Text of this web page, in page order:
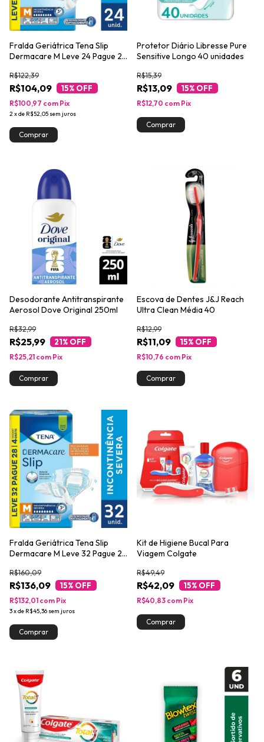
Fralda Geriátrica Tena Slip
Dermacare M Leve 24 Pague 21
R$104,09
R$122,39
15% OFF
2xde R$52,05 sem juros
R$100,97 com Pix
Protetor Diário Libresse Pure
Sensitive Longo 40 unidades
R$13,09
R$15,39
15% OFF
R$12,70 com Pix
Desodorante Antitranspirante
Aerosol Dove Original 250ml
R$25,99
R$32,99
21% OFF
R$25,21 com Pix
Escova de Dentes J&J Reach
Ultra Clean Média 40
R$11,09
R$12,99
15% OFF
R$10,76 com Pix
Fralda Geriátrica Tena Slip
Dermacare M Leve 32 Pague 28
R$136,09
R$160,09
15% OFF
3xde R$45,36 sem juros
R$132,01 com Pix
Kit de Higiene Bucal Para
Viagem Colgate
R$42,09
R$49,49
15% OFF
R$40,83 com Pix